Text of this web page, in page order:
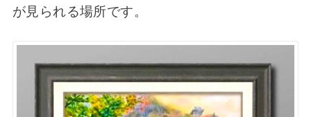
が見られる場所です。